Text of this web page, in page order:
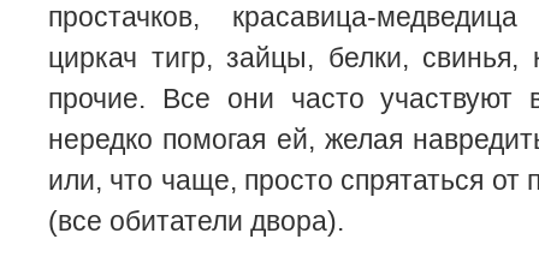
простачков, красавица-
циркач тигр, зайцы, белки, свинья,
прочие. Все они часто участвуют
нередко помогая ей, желая
или, что чаще, просто спрятаться от
(все обитатели двора).